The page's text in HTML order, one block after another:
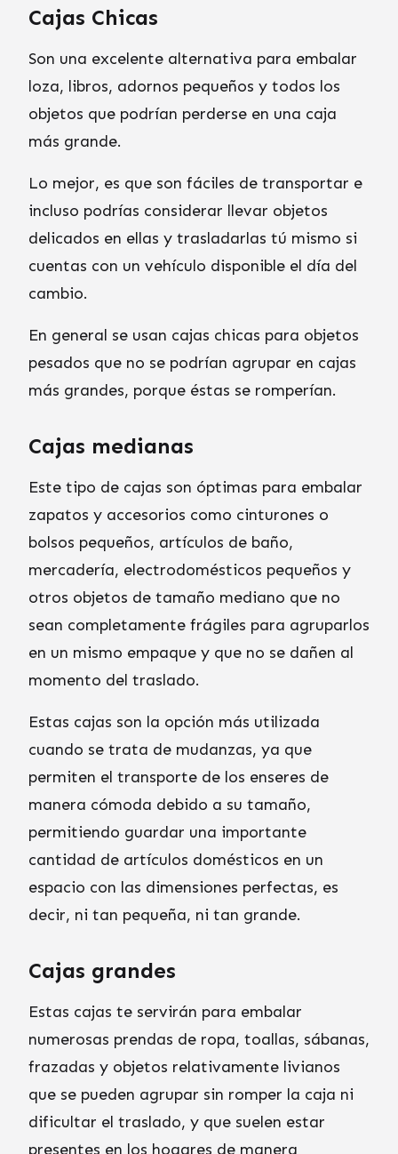
Cajas Chicas
Son una excelente alternativa para embalar
loza, libros, adornos pequeños y todos los
objetos que podrían perderse en una caja
más grande.
Lo mejor, es que son fáciles de transportar e
incluso podrías considerar llevar objetos
delicados en ellas y trasladarlas tú mismo si
cuentas con un vehículo disponible el día del
cambio.
En general se usan cajas chicas para objetos
pesados que no se podrían agrupar en cajas
más grandes, porque éstas se romperían.
Cajas medianas
Este tipo de cajas son óptimas para embalar
zapatos y accesorios como cinturones o
bolsos pequeños, artículos de baño,
mercadería, electrodomésticos pequeños y
otros objetos de tamaño mediano que no
sean completamente frágiles para agruparlos
en un mismo empaque y que no se dañen al
momento del traslado.
Estas cajas son la opción más utilizada
cuando se trata de mudanzas, ya que
permiten el transporte de los enseres de
manera cómoda debido a su tamaño,
permitiendo guardar una importante
cantidad de artículos domésticos en un
espacio con las dimensiones perfectas, es
decir, ni tan pequeña, ni tan grande.
Cajas grandes
Estas cajas te servirán para embalar
numerosas prendas de ropa, toallas, sábanas,
frazadas y objetos relativamente livianos
que se pueden agrupar sin romper la caja ni
dificultar el traslado, y que suelen estar
presentes en los hogares de manera